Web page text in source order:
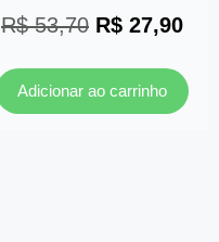
R$53,70 R$ 27,90
Adicionar ao carrinho